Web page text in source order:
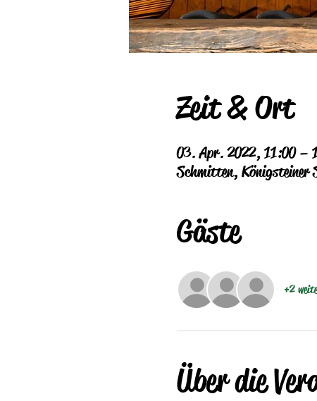
Zeit & Ort
03. Apr. 2022, 11:00 –
Schmitten,
Gäste
+2
Über die